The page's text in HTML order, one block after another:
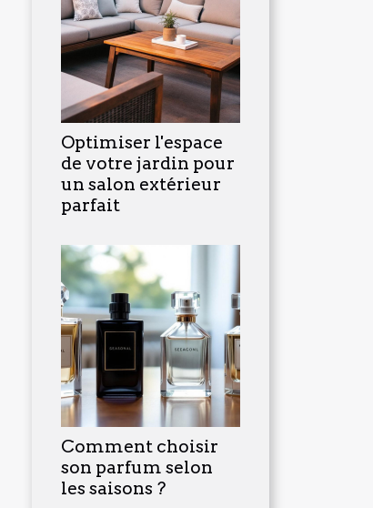
Optimiser l'espace
de votre jardin pour
un salon extérieur
parfait
Comment choisir
son parfum selon
les saisons ?